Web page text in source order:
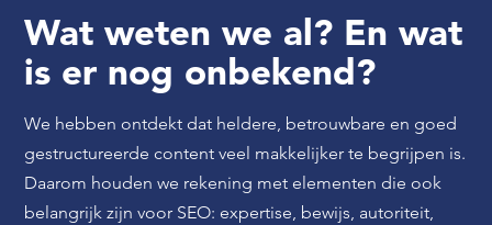
Wat weten we al? En wat
is er nog onbekend?
We hebben ontdekt dat heldere, betrouwbare en goed
gestructureerde content veel makkelijker te begrijpen is.
Daarom houden we rekening met elementen die ook
belangrijk zijn voor SEO: expertise, bewijs, autoriteit,